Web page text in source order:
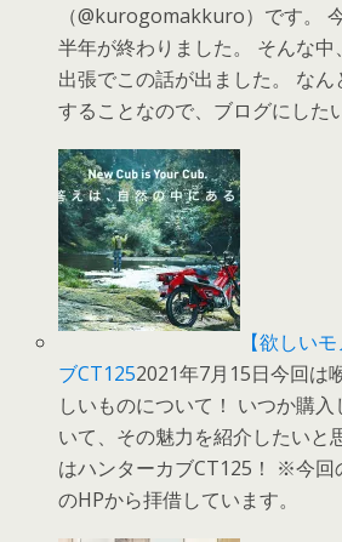
（@kurogomakkuro）です。
半年が終わりました。 そんな中
出張でこの話が出ました。 なん
することなので、ブログにした
【欲しい
ブCT1252021年7月15日今回は
しいものについて！ いつか購
いて、その魅力を紹介したいと
はハンターカブCT125！ ※今回
のHPから拝借しています。